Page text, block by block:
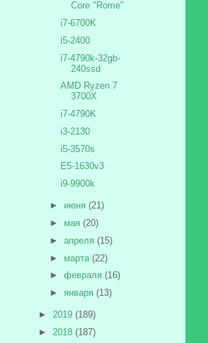
Core "Rome"
i7-6700K
i5-2400
i7-4790k-32gb-
240ssd
AMD Ryzen 7
3700X
i7-4790K
i3-2130
i5-3570s
E5-1630v3
i9-9900k
► июня (21)
► мая (20)
► апреля (15)
► марта (22)
► февраля (16)
► января (13)
► 2019 (189)
► 2018 (187)